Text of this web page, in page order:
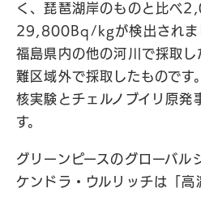
く、琵琶湖岸のものと比べ
29,800Bq/kgが検出されま
福島県内の他の河川で採取し
難区域外で採取したものです
核実験とチェルノブイリ原発
す。
グリーンピースのグローバル
ケンドラ・ウルリッチは「